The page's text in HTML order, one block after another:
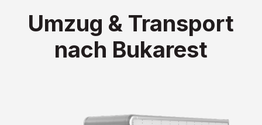
Umzug & Transport
nach Bukarest